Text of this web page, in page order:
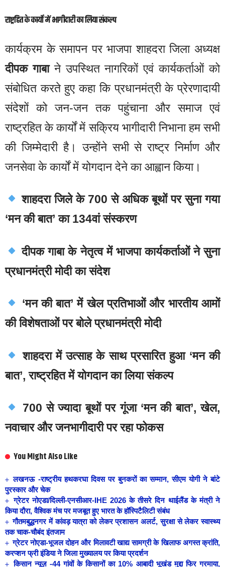
राष्ट्रहित के कार्यों में भागीदारी का लिया संकल्प
कार्यक्रम के समापन पर भाजपा शाहदरा जिला अध्यक्ष
दीपक गाबाने उपस्थित नागरिकों एवं कार्यकर्ताओं को
संबोधित करते हुए कहा कि प्रधानमंत्री के प्रेरणादायी
संदेशों को जन-जन तक पहुंचाना और समाज एवं
राष्ट्रहित के कार्यों में सक्रिय भागीदारी निभाना हम सभी
की जिम्मेदारी है। उन्होंने सभी से राष्ट्र निर्माण और
जनसेवा के कार्यों में योगदान देने का आह्वान किया।
शाहदरा जिले के 700 से अधिक बूथों पर सुना गया
‘मन की बात’ का 134वां संस्करण
दीपक गाबा के नेतृत्व में भाजपा कार्यकर्ताओं ने सुना
प्रधानमंत्री मोदी का संदेश
‘मन की बात’ में खेल प्रतिभाओं और भारतीय आमों
की विशेषताओं पर बोले प्रधानमंत्री मोदी
शाहदरा में उत्साह के साथ प्रसारित हुआ ‘मन की
बात’, राष्ट्रहित में योगदान का लिया संकल्प
700 से ज्यादा बूथों पर गूंजा ‘मन की बात’, खेल,
नवाचार और जनभागीदारी पर रहा फोकस
You Might Also Like
लखनऊ -राष्ट्रीय हथकरघा दिवस पर बुनकरों का सम्मान, सीएम योगी ने बांटे
पुरस्कार और चेक
ग्रेटर नोएडा/दिल्ली-एनसीआर-IHE 2026 के तीसरे दिन थाईलैंड के मंत्री ने
किया दौरा, वैश्विक मंच पर मजबूत हुए भारत के हॉस्पिटैलिटी संबंध
गौतमबुद्धनगर में कांवड़ यात्रा को लेकर प्रशासन अलर्ट, सुरक्षा से लेकर स्वास्थ्य
तक चाक-चौबंद इंतजाम
ग्रेटर नोएडा-भूजल दोहन और मिलावटी खाद्य सामग्री के खिलाफ अगस्त क्रांति,
करप्शन फ्री इंडिया ने जिला मुख्यालय पर किया प्रदर्शन
किसान न्यूज़ -44 गांवों के किसानों का 10% आबादी भूखंड मुद्दा फिर गरमाया,